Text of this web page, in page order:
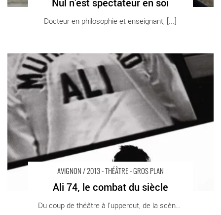
Docteur en philosophie et enseignant, [...]
AVIGNON / 2013 - THÉÂTRE - GROS PLAN
Ali 74, le combat du siècle
Du coup de théâtre à l’uppercut, de la scène [...]
Ali 74, le combat du siècle - Critique sortie Avignon / 2013
Avignon Théâtre Girasole